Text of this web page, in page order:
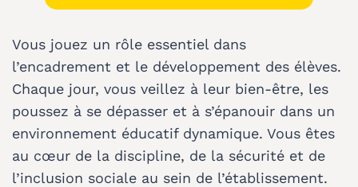
Vous jouez un rôle essentiel dans
l’encadrement et le développement des élèves.
Chaque jour, vous veillez à leur bien-être, les
poussez à se dépasser et à s’épanouir dans un
environnement éducatif dynamique. Vous êtes
au cœur de la discipline, de la sécurité et de
l’inclusion sociale au sein de l’établissement.